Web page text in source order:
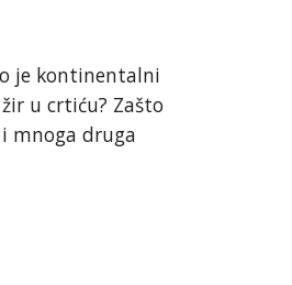
je kontinentalni
u crtiću? Zašto
mnoga druga